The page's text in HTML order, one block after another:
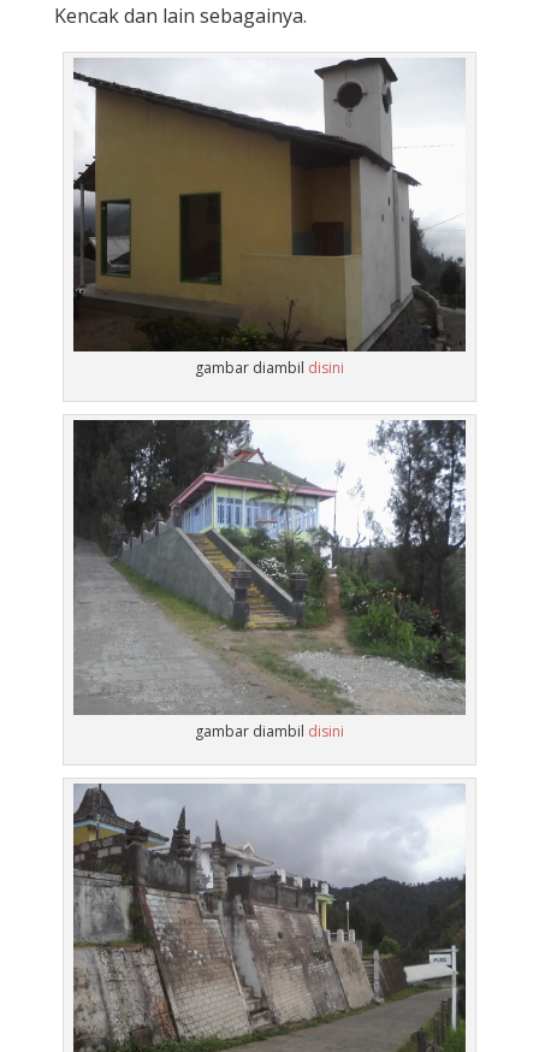
Kencak dan lain sebagainya.
gambar diambil disini
gambar diambil disini